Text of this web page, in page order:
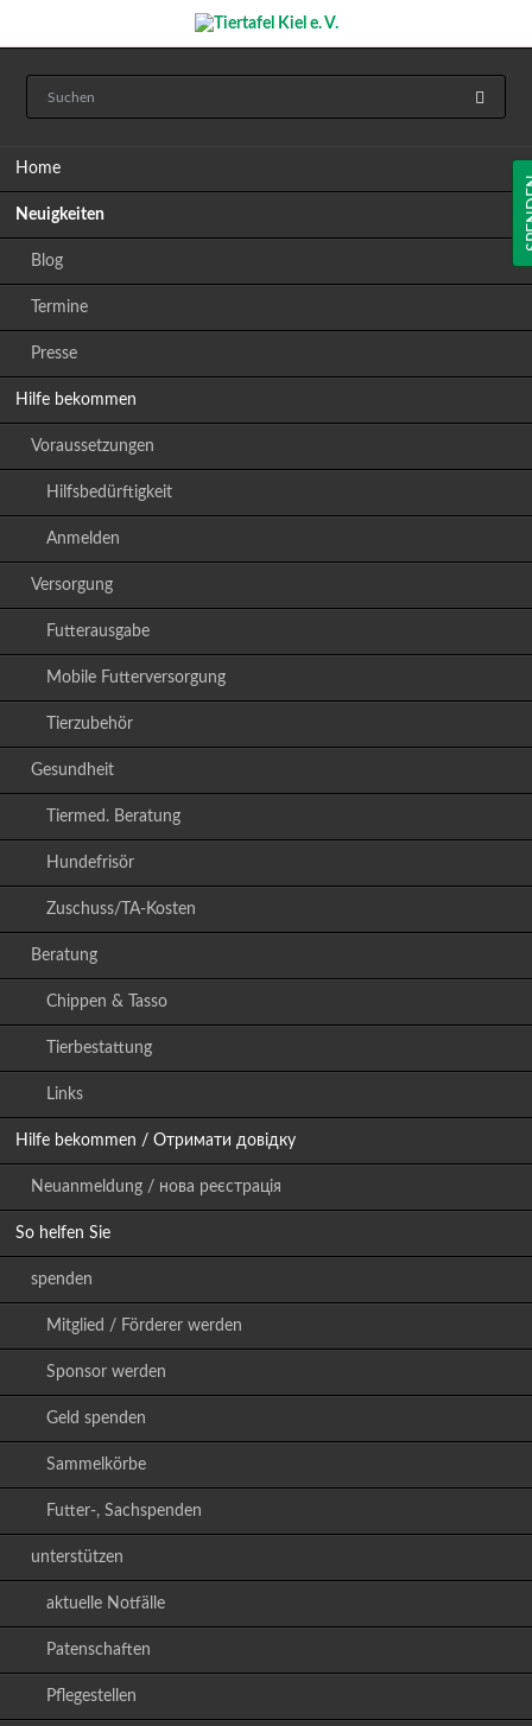
Home
Neuigkeiten
Blog
Termine
Presse
Hilfe bekommen
Voraussetzungen
Hilfsbedürftigkeit
Anmelden
Versorgung
Futterausgabe
Mobile Futterversorgung
Tierzubehör
Gesundheit
Tiermed. Beratung
Hundefrisör
Zuschuss/TA-Kosten
Beratung
Chippen & Tasso
Tierbestattung
Links
Hilfe bekommen / Отримати довідку
Neuanmeldung / нова реєстрація
So helfen Sie
spenden
Mitglied / Förderer werden
Sponsor werden
Geld spenden
Sammelkörbe
Futter-, Sachspenden
unterstützen
aktuelle Notfälle
Patenschaften
Pflegestellen